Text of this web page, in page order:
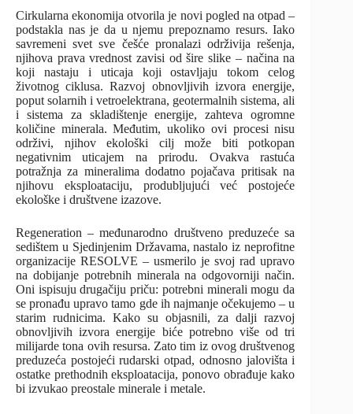
Cirkularna ekonomija otvorila je novi pogled na otpad –
podstakla nas je da u njemu prepoznamo resurs. Iako
savremeni svet sve češće pronalazi održivija rešenja,
njihova prava vrednost zavisi od šire slike – načina na
koji nastaju i uticaja koji ostavljaju tokom celog
životnog ciklusa. Razvoj obnovljivih izvora energije,
poput solarnih i vetroelektrana, geotermalnih sistema, ali
i sistema za skladištenje energije, zahteva ogromne
količine minerala. Međutim, ukoliko ovi procesi nisu
održivi, njihov ekološki cilj može biti potkopan
negativnim uticajem na prirodu. Ovakva rastuća
potražnja za mineralima dodatno pojačava pritisak na
njihovu eksploataciju, produbljujući već postojeće
ekološke i društvene izazove.
Regeneration – međunarodno društveno preduzeće sa
sedištem u Sjedinjenim Državama, nastalo iz neprofitne
organizacije RESOLVE – usmerilo je svoj rad upravo
na dobijanje potrebnih minerala na odgovorniji način.
Oni ispisuju drugačiju priču: potrebni minerali mogu da
se pronađu upravo tamo gde ih najmanje očekujemo – u
starim rudnicima. Kako su objasnili, za dalji razvoj
obnovljivih izvora energije biće potrebno više od tri
milijarde tona ovih resursa. Zato tim iz ovog društvenog
preduzeća postojeći rudarski otpad, odnosno jalovišta i
ostatke prethodnih eksploatacija, ponovo obrađuje kako
bi izvukao preostale minerale i metale.